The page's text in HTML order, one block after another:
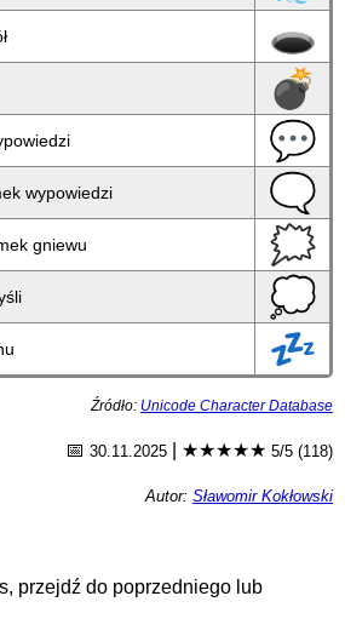
🕳
💣
💬
wypowiedzi 🗨
gniewu 🗯
💭
💤
Źródło: Unicode Character Database
📅 30.11.2025 ★★★★★ 5/5 (118)
Autor: Sławomir Kokłowski
przejdź do poprzedniego lub